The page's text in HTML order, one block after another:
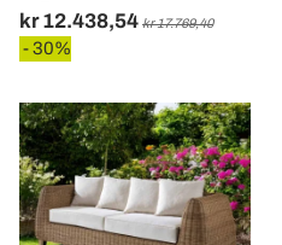
kr 12.438,54 kr 17.769,40
- 30%